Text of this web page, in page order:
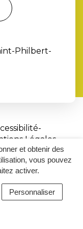
et obtenir des
vous pouvez
activer.
Personnaliser
ACCESSIBILITÉ
Philbert-
Légales